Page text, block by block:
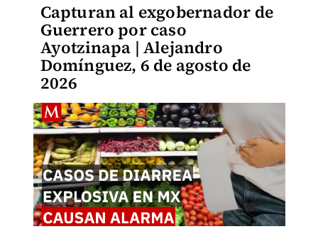
Capturan al exgobernador de
Guerrero por caso
Ayotzinapa | Alejandro
Domínguez, 6 de agosto de
2026